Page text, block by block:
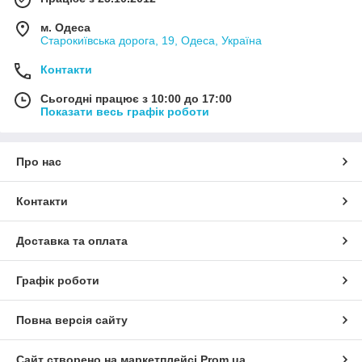
м. Одеса
Старокиївська дорога, 19, Одеса, Україна
Контакти
Сьогодні працює з 10:00 до 17:00
Показати весь графік роботи
Про нас
Контакти
Доставка та оплата
Графік роботи
Повна версія сайту